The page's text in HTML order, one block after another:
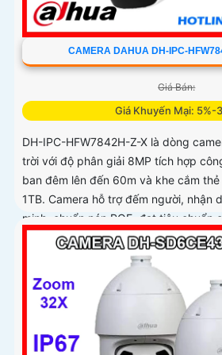
CAMERA DAHUA DH-IPC-
Giá Bán:
Giá Khuyến Mại: 5%-
DH-IPC-HFW7842H-Z-X là dòng
trời với độ phân giải 8MP tích hợp
ban đêm lên đến 60m và khe cắm
1TB. Camera hỗ trợ đếm người, nhận
minh, chuẩn nén POE, đạt tiêu chuẩn
hợp cho các khu vực giám sát ngoài
quản lý chỗ đỗ xe hiệu quả cho các